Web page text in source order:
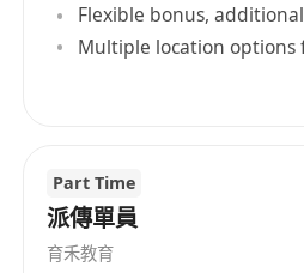
Flexible bonus,
Multiple location options
Part Time
派傳單員
育禾教育